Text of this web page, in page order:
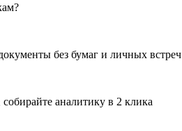
без бумаг и личных встреч
аналитику в 2 клика